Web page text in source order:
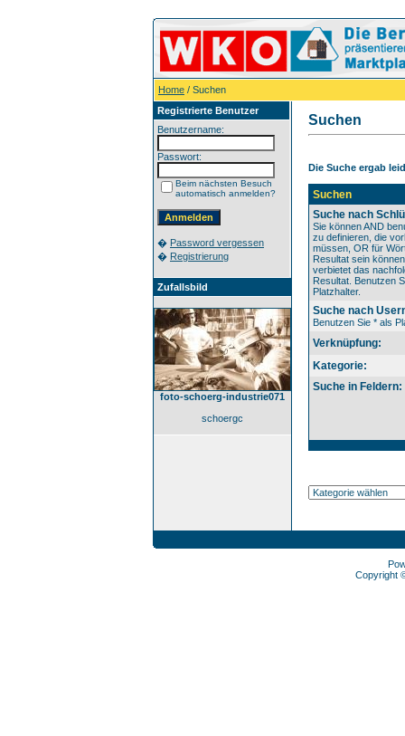
Home / Suchen
Registrierte Benutzer
Benutzername:
Passwort:
Beim nächsten Besuch
automatisch anmelden?
� Password vergessen
� Registrierung
Zufallsbild
foto-schoerg-industrie071
schoergc
Suchen
Die Suche ergab
Suchen
Suche nach
Sie können AND
zu definieren, die
müssen, OR für
Resultat sein
verbietet das
Resultat. Benutzen
Platzhalter.
Suche nach
Benutzen Sie * als
Verknüpfung:
Kategorie:
Suche in Feldern:
Copyright